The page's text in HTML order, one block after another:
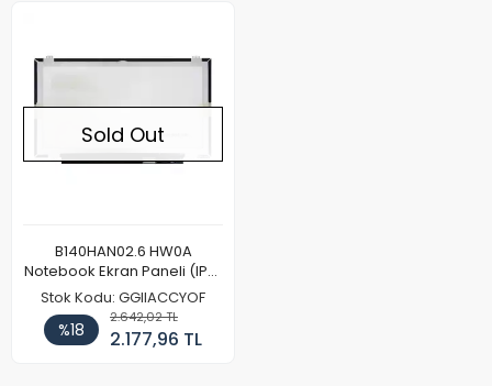
Sold Out
B140HAN02.6 HW0A
Notebook Ekran Paneli (IPS)
(FHD)
Stok Kodu: GGIIACCYOF
%18
2.642,02 TL
2.177,96 TL